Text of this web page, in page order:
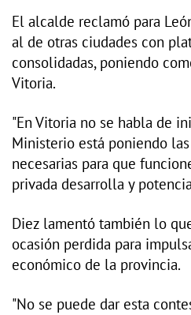
El alcalde reclamó para
al de otras ciudades con
consolidadas, poniendo
Vitoria.
"En Vitoria no se habla de
Ministerio está poniendo
necesarias para que
privada desarrolla y
Diez lamentó también lo
ocasión perdida para
económico de la provincia.
"No se puede dar esta